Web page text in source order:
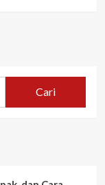
Cari